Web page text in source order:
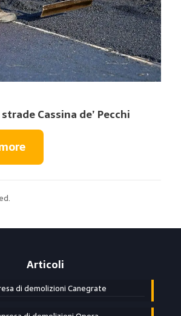
Cassina de’ Pecchi
Articoli
di demolizioni Canegrate